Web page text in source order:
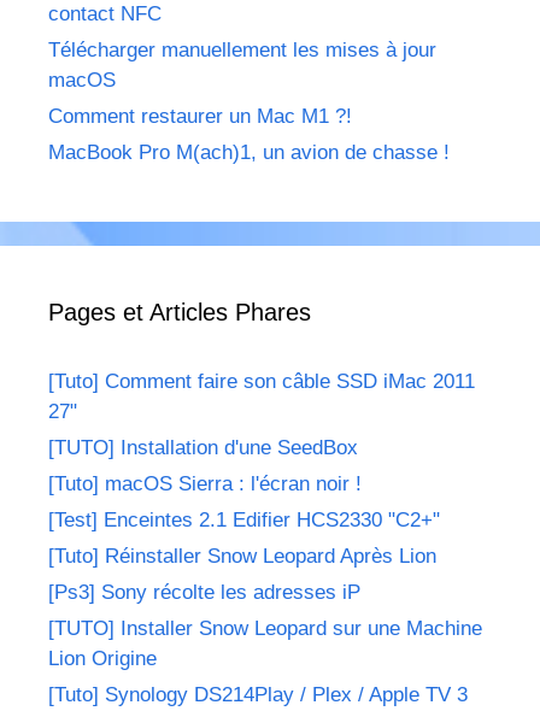
contact NFC
Télécharger manuellement les mises à jour
macOS
Comment restaurer un Mac M1 ?!
MacBook Pro M(ach)1, un avion de chasse !
Pages et Articles Phares
[Tuto] Comment faire son câble SSD iMac 2011
27"
[TUTO] Installation d'une SeedBox
[Tuto] macOS Sierra : l'écran noir !
[Test] Enceintes 2.1 Edifier HCS2330 "C2+"
[Tuto] Réinstaller Snow Leopard Après Lion
[Ps3] Sony récolte les adresses iP
[TUTO] Installer Snow Leopard sur une Machine
Lion Origine
[Tuto] Synology DS214Play / Plex / Apple TV 3